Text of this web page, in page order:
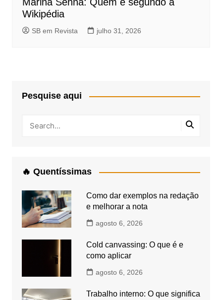
Wikipédia
SB em Revista julho 31, 2026
Pesquise aqui
🔥 Quentíssimas
Como dar exemplos na redação
e melhorar a nota
agosto 6, 2026
Cold canvassing: O que é e
como aplicar
agosto 6, 2026
Trabalho interno: O que significa